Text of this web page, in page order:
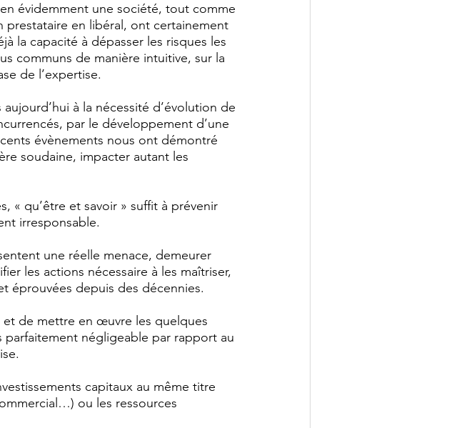
évidemment une société, tout comme
prestataire en libéral, ont certainement
la capacité à dépasser les risques les
communs de manière intuitive, sur la
de l’expertise.
à la nécessité d’évolution de
par le développement d’une
évènements nous ont démontré
soudaine, impacter autant les
« qu’être et savoir » suffit à prévenir
irresponsable.
une réelle menace, demeurer
les actions nécessaire à les maîtriser,
éprouvées depuis des décennies.
de mettre en œuvre les quelques
parfaitement négligeable par rapport au
capitaux au même titre
ou les ressources